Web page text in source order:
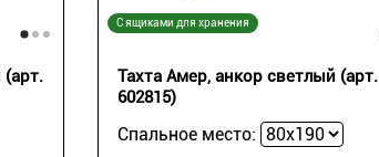
(арт.
С ящиками для хранения
Тахта Амер, анкор светлый (арт.
602815)
Спальное место: